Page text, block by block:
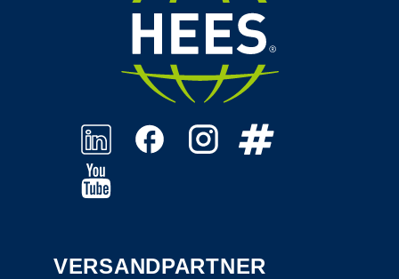
VERSANDPARTNER